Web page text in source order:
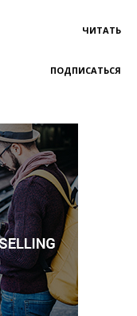
ЧИТАТЬ
ПОДПИСАТЬСЯ